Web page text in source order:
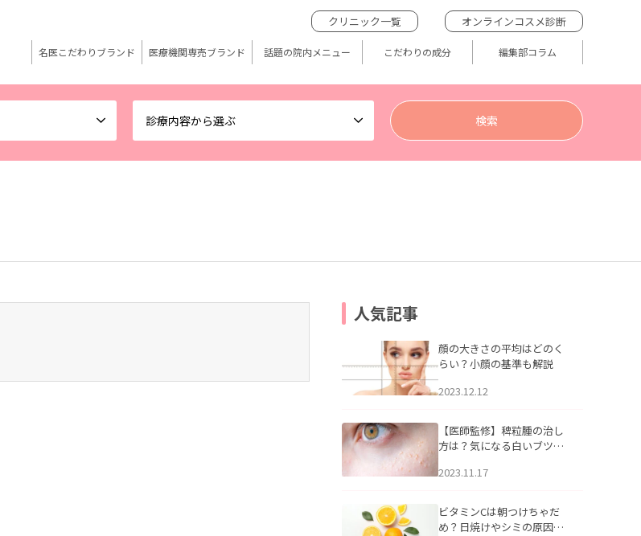
診療内容から選ぶ
クリニック一覧 オンラインコスメ診断
名医こだわりブランド 医療機関専売ブランド 話題の院内メニュー こだわりの成分 編集部コラム
人気記事
顔の大きさの平均はどのく
らい？小顔の基準も解説
2023.12.12
【医師監修】稗粒腫の治し
方は？気になる白いブツブ
アについて
2023.11.17
ビタミンCは朝つけちゃだ
め？日焼けやシミの原因に